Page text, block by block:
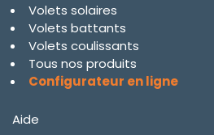
Volets solaires
Volets battants
Volets coulissants
Tous nos produits
Configurateur en ligne
Aide